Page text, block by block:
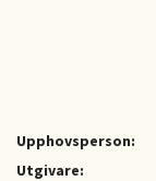
Upphovsperson:
Utgivare: